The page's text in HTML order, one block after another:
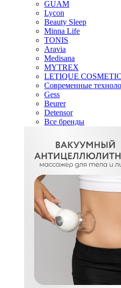
GUAM
Lycon
Beauty Sleep
Minna Life
TONIS
Aravia
Medisana
MYTREX
LETIQUE
Современные
Gess
Beurer
Detensor
Все бренды